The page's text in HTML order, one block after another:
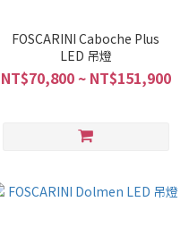
FOSCARINI Caboche Plus
LED 吊燈
NT$70,800 ~ NT$151,900